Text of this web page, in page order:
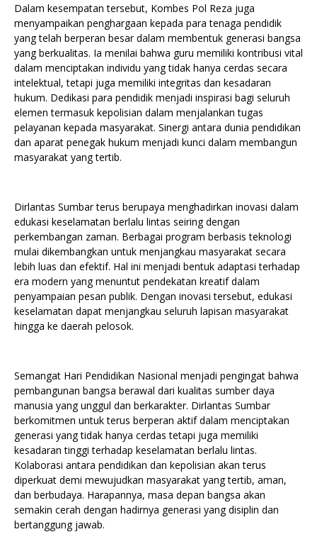
Dalam kesempatan tersebut, Kombes Pol Reza juga
menyampaikan penghargaan kepada para tenaga pendidik
yang telah berperan besar dalam membentuk generasi bangsa
yang berkualitas. Ia menilai bahwa guru memiliki kontribusi vital
dalam menciptakan individu yang tidak hanya cerdas secara
intelektual, tetapi juga memiliki integritas dan kesadaran
hukum. Dedikasi para pendidik menjadi inspirasi bagi seluruh
elemen termasuk kepolisian dalam menjalankan tugas
pelayanan kepada masyarakat. Sinergi antara dunia pendidikan
dan aparat penegak hukum menjadi kunci dalam membangun
masyarakat yang tertib.
Dirlantas Sumbar terus berupaya menghadirkan inovasi dalam
edukasi keselamatan berlalu lintas seiring dengan
perkembangan zaman. Berbagai program berbasis teknologi
mulai dikembangkan untuk menjangkau masyarakat secara
lebih luas dan efektif. Hal ini menjadi bentuk adaptasi terhadap
era modern yang menuntut pendekatan kreatif dalam
penyampaian pesan publik. Dengan inovasi tersebut, edukasi
keselamatan dapat menjangkau seluruh lapisan masyarakat
hingga ke daerah pelosok.
Semangat Hari Pendidikan Nasional menjadi pengingat bahwa
pembangunan bangsa berawal dari kualitas sumber daya
manusia yang unggul dan berkarakter. Dirlantas Sumbar
berkomitmen untuk terus berperan aktif dalam menciptakan
generasi yang tidak hanya cerdas tetapi juga memiliki
kesadaran tinggi terhadap keselamatan berlalu lintas.
Kolaborasi antara pendidikan dan kepolisian akan terus
diperkuat demi mewujudkan masyarakat yang tertib, aman,
dan berbudaya. Harapannya, masa depan bangsa akan
semakin cerah dengan hadirnya generasi yang disiplin dan
bertanggung jawab.